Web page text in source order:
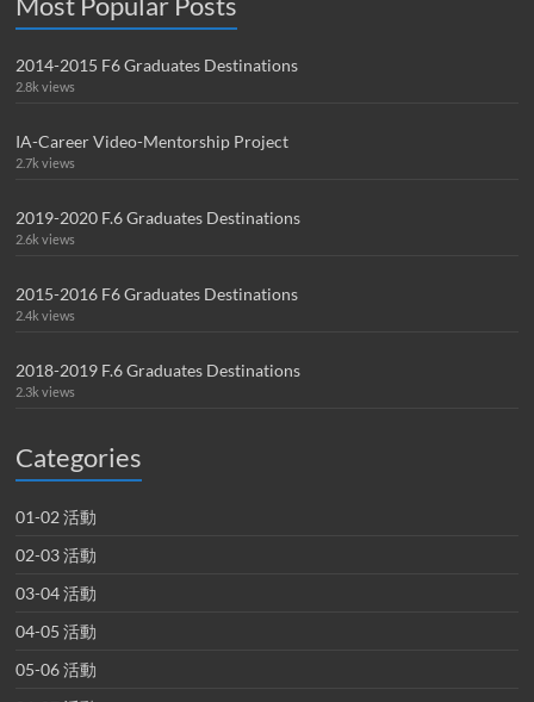
2014-2015 F6 Graduates Destinations
2.8k views
IA-Career Video-Mentorship Project
2.7k views
2019-2020 F.6 Graduates Destinations
2.6k views
2015-2016 F6 Graduates Destinations
2.4k views
2018-2019 F.6 Graduates Destinations
2.3k views
Categories
01-02 活動
02-03 活動
03-04 活動
04-05 活動
05-06 活動